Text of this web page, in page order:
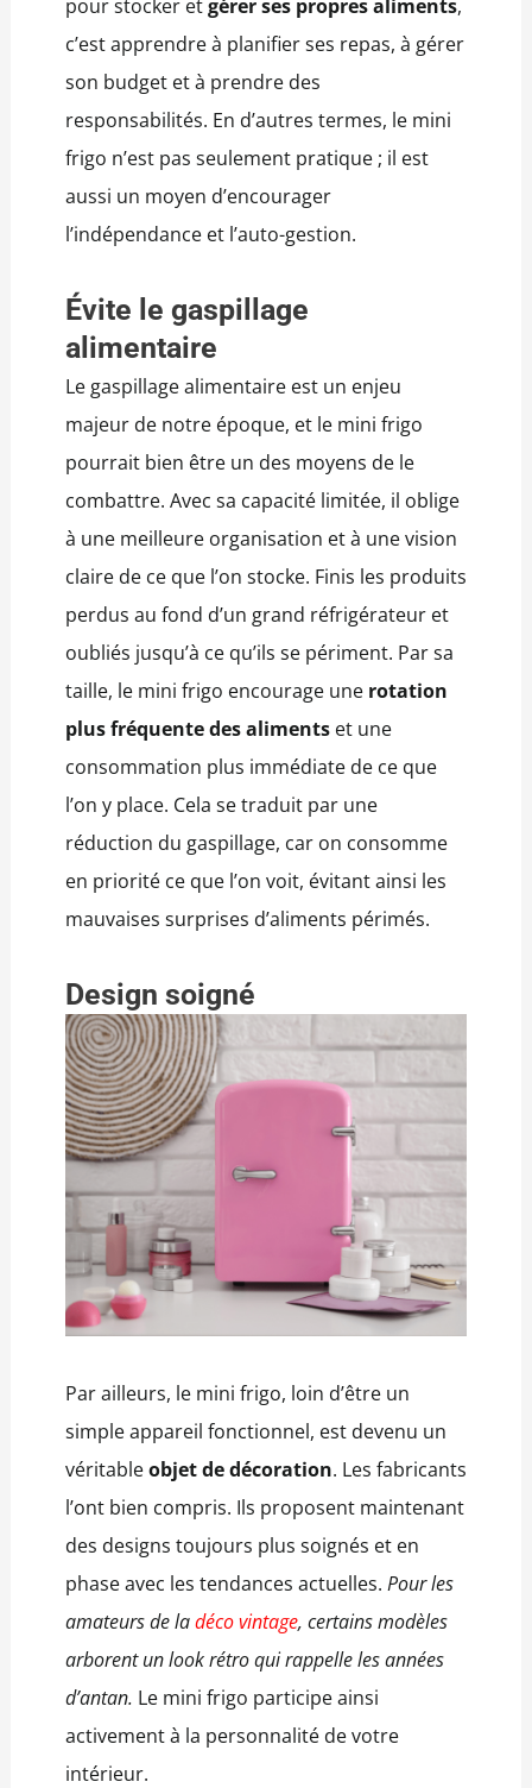
pour stocker etgérer ses propres aliments,
c’est apprendre à planifier ses repas, à gérer
son budget et à prendre des
responsabilités. En d’autres termes, le mini
frigo n’est pas seulement pratique ; il est
aussi un moyen d’encourager
l’indépendance et l’auto-gestion.
Évite le gaspillage
alimentaire
Le gaspillage alimentaire est un enjeu
majeur de notre époque, et le mini frigo
pourrait bien être un des moyens de le
combattre. Avec sa capacité limitée, il oblige
à une meilleure organisation et à une vision
claire de ce que l’on stocke. Finis les produits
perdus au fond d’un grand réfrigérateur et
oubliés jusqu’à ce qu’ils se périment. Par sa
taille, le mini frigo encourage une rotation
plus fréquente des alimentset une
consommation plus immédiate de ce que
l’on y place. Cela se traduit par une
réduction du gaspillage, car on consomme
en priorité ce que l’on voit, évitant ainsi les
mauvaises surprises d’aliments périmés.
Design soigné
Par ailleurs, le mini frigo, loin d’être un
simple appareil fonctionnel, est devenu un
véritableobjet de décoration. Les fabricants
l’ont bien compris. Ils proposent maintenant
des designs toujours plus soignés et en
phase avec les tendances actuelles. Pour les
amateurs de ladéco vintage, certains modèles
arborent un look rétro qui rappelle les années
d’antan. Le mini frigo participe ainsi
activement à la personnalité de votre
intérieur.